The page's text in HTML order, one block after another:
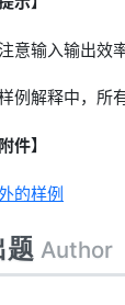
意输入输出效
例解释中，所
件】
的样例
题 Author